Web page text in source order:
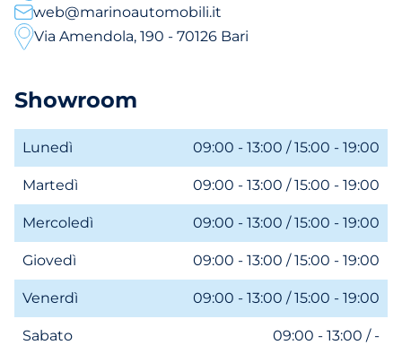
web@marinoautomobili.it
Via Amendola, 190 - 70126 Bari
Showroom
Lunedì 09:00 - 13:00 / 15:00 - 19:00
Martedì 09:00 - 13:00 / 15:00 - 19:00
Mercoledì 09:00 - 13:00 / 15:00 - 19:00
Giovedì 09:00 - 13:00 / 15:00 - 19:00
Venerdì 09:00 - 13:00 / 15:00 - 19:00
Sabato 09:00 - 13:00 / -